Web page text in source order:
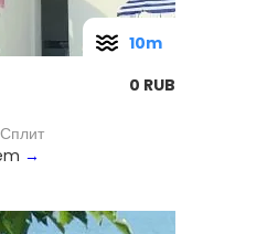
0 RUB
→
10m